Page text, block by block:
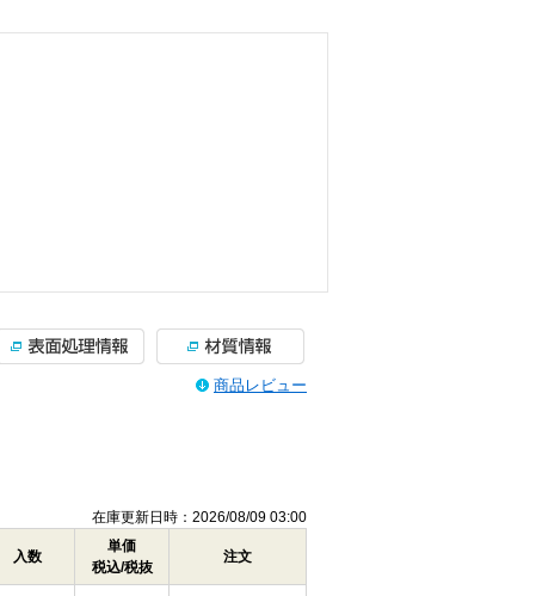
商品レビュー
在庫更新日時：2026/08/09 03:00
入数
単価
税込/税抜
注文